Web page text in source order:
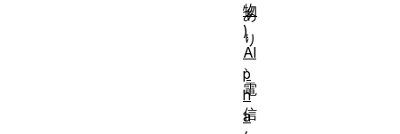
あ
り
、
電
信
物
)
Al
p
h
a